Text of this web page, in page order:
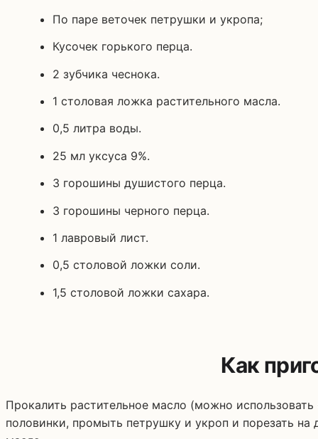
По паре веточек петрушки и укропа;
Кусочек горького перца.
2 зубчика чеснока.
1 столовая ложка растительного масла.
0,5 литра воды.
25 мл уксуса 9%.
3 горошины душистого перца.
3 горошины черного перца.
1 лавровый лист.
0,5 столовой ложки соли.
1,5 столовой ложки сахара.
Как
Прокалить растительное масло (можно
половинки, промыть петрушку и укроп и порезать на